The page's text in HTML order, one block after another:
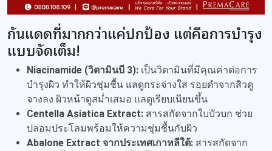
กันแดดที่มากกว่าแค่ปกป้อง แต่คือการบำรุง
แบบจัดเต็ม!
Niacinamide (วิตามินบี 3): เป็นวิตามินที่มีคุณค่าต่อการ
บำรุงผิว ทำให้ผิวชุ่มชื้น แลดูกระจ่างใส รอยดำจากสิวดู
จางลง ผิวหน้าดูสม่ำเสมอ แลดูเรียบเนียนขึ้น
Centella Asiatica Extract: สารสกัดจากใบบัวบก ช่วย
ปลอมประโลมพร้อมให้ความชุ่มชื้นกับผิว
Abalone Extract จากประเทศเกาหลีใต้: สารสกัดจาก